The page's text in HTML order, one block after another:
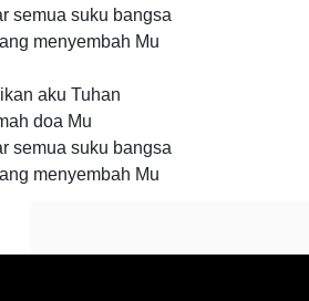
semua suku bangsa
menyembah Mu
aku Tuhan
doa Mu
semua suku bangsa
menyembah Mu